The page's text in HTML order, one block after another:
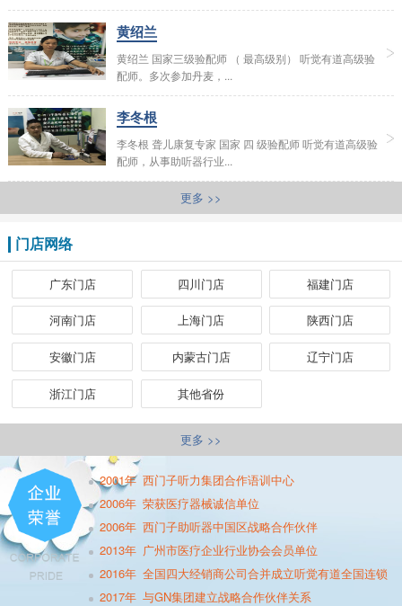
黄绍兰
黄绍兰 国家三级验配师 （ 最高级别） 听觉有道高级验
配师。多次参加丹麦，...
李冬根
李冬根 聋儿康复专家 国家 四 级验配师 听觉有道高级验
配师，从事助听器行业...
更多 >>
门店网络
广东门店 四川门店 福建门店
河南门店 上海门店 陕西门店
安徽门店 内蒙古门店 辽宁门店
浙江门店 其他省份
更多 >>
2001年 西门子听力集团合作语训中心
2006年 荣获医疗器械诚信单位
2006年 西门子助听器中国区战略合作伙伴
2013年 广州市医疗企业行业协会会员单位
2016年 全国四大经销商公司合并成立听觉有道全国连锁
2017年 与GN集团建立战略合作伙伴关系